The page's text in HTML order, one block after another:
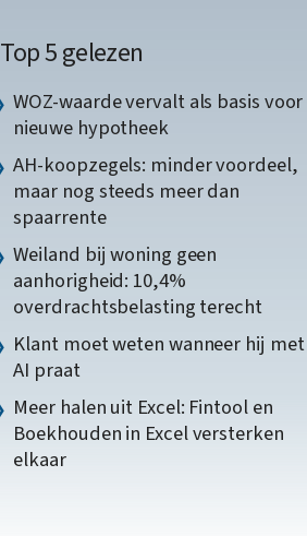
Top 5 gelezen
WOZ-waarde vervalt als basis voor
nieuwe hypotheek
AH-koopzegels: minder voordeel,
maar nog steeds meer dan
spaarrente
Weiland bij woning geen
aanhorigheid: 10,4%
overdrachtsbelasting terecht
Klant moet weten wanneer hij met
AI praat
Meer halen uit Excel: Fintool en
Boekhouden in Excel versterken
elkaar